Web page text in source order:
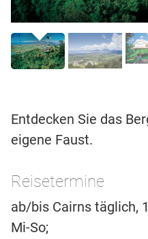
Entdecken Sie das
eigene Faust.
Reisetermine
ab/bis Cairns täglich,
Mi-So;